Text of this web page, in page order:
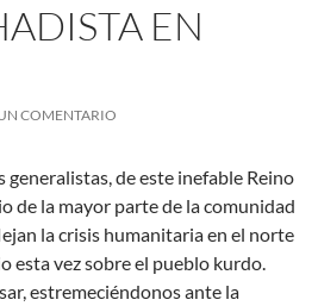
EN
COMENTARIO
generalistas, de este inefable Reino
de la mayor parte de la comunidad
la crisis humanitaria en el norte
esta vez sobre el pueblo kurdo.
estremeciéndonos ante la